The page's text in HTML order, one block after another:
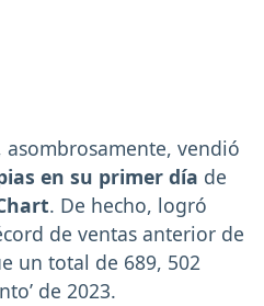
asombrosamente, vendió
en su primer día de
. De hecho, logró
de ventas anterior de
un total de 689, 502
de 2023.